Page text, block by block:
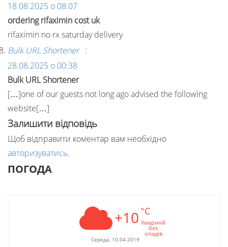
18.08.2025 о 08:07
ordering rifaximin cost uk
rifaximin no rx saturday delivery
Bulk URL Shortener :
28.08.2025 о 00:38
Bulk URL Shortener
[…]one of our guests not long ago advised the following
website[…]
Залишити відповідь
Щоб відправити коментар вам необхідно
авторизуватись.
ПОГОДА
+10 °C
Хмаринй
без
опадів
Середа, 10.04.2019